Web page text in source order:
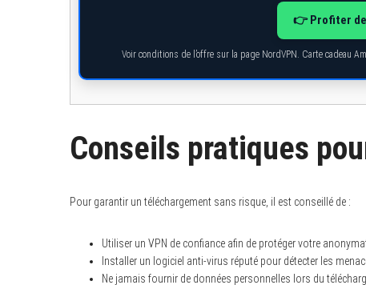
👉 Profiter
Voir conditions de l’offre sur la page NordVPN. Carte cadeau
Conseils pratiques
Pour garantir un téléchargement sans risque, il est conseillé de :
Utiliser un VPN de confiance afin de protéger votre
Installer un logiciel anti-virus réputé pour détecter les
Ne jamais fournir de données personnelles lors du